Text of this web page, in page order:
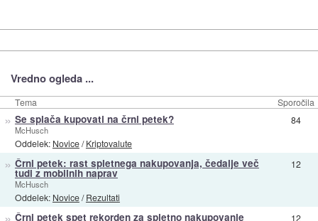
Vredno ogleda ...
Tema Sporočila
» Se splača kupovati na črni petek?
McHusch
Oddelek: Novice/Kriptovalute
84
» Črni petek: rast spletnega nakupovanja, čedalje več
tudi z mobilnih naprav
McHusch
Oddelek: Novice/Rezultati
12
» Črni petek spet rekorden za spletno nakupovanje 12